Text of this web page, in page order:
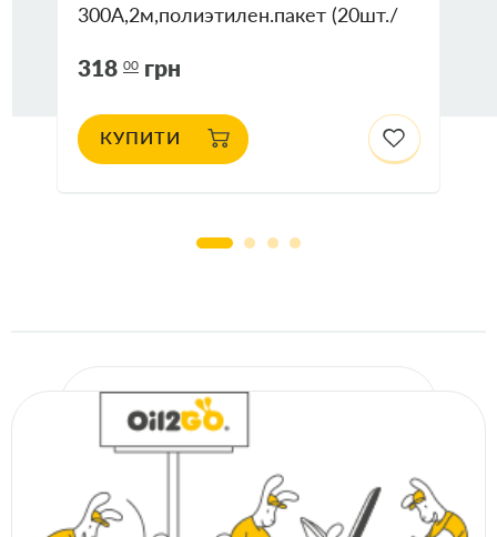
300А,2м,полиэтилен.пакет (20шт./
318 00 грн
КУПИТИ